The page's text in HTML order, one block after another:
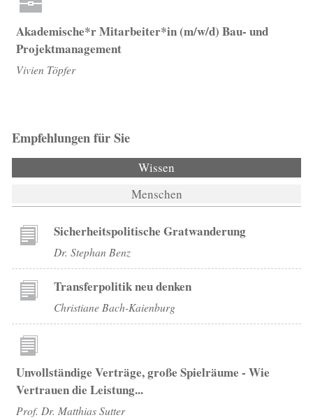
Akademische*r Mitarbeiter*in (m/w/d) Bau- und
Projektmanagement
Vivien Töpfer
Empfehlungen für Sie
Wissen
Menschen
Sicherheitspolitische Gratwanderung
Dr. Stephan Benz
Transferpolitik neu denken
Christiane Bach-Kaienburg
Unvollständige Verträge, große Spielräume - Wie
Vertrauen die Leistung...
Prof. Dr. Matthias Sutter